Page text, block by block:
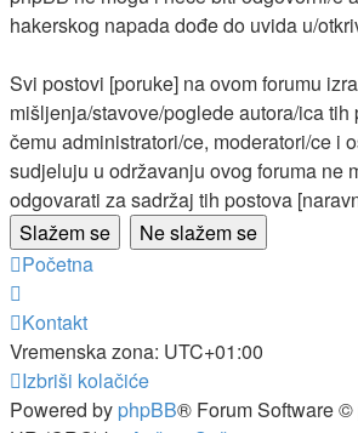
hakerskog napada dođe do uvida u/
Svi postovi [poruke] na ovom forumu
mišljenja/stavove/poglede autora/ica tih
čemu administratori/ce, moderatori/ce i
sudjeluju u održavanju ovog foruma ne
odgovarati za sadržaj tih postova
Početna
Kontakt
Vremenska zona: UTC+01:00
Izbriši kolačiće
Powered by phpBB® Forum Software